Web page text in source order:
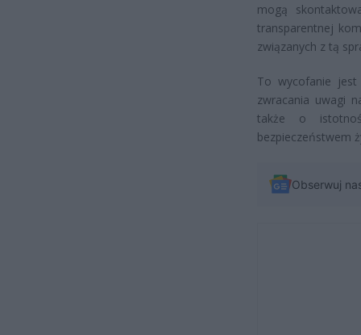
mogą
transparentnej
związanych z tą
To wycofanie jest
zwracania uwagi
także o
bezpieczeństwem
Obserwuj